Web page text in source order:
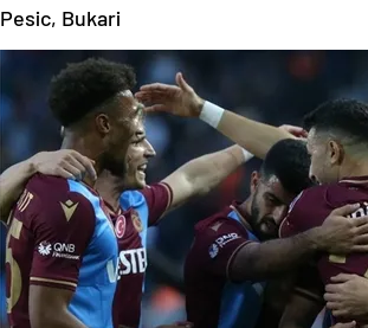
Pesic, Bukari